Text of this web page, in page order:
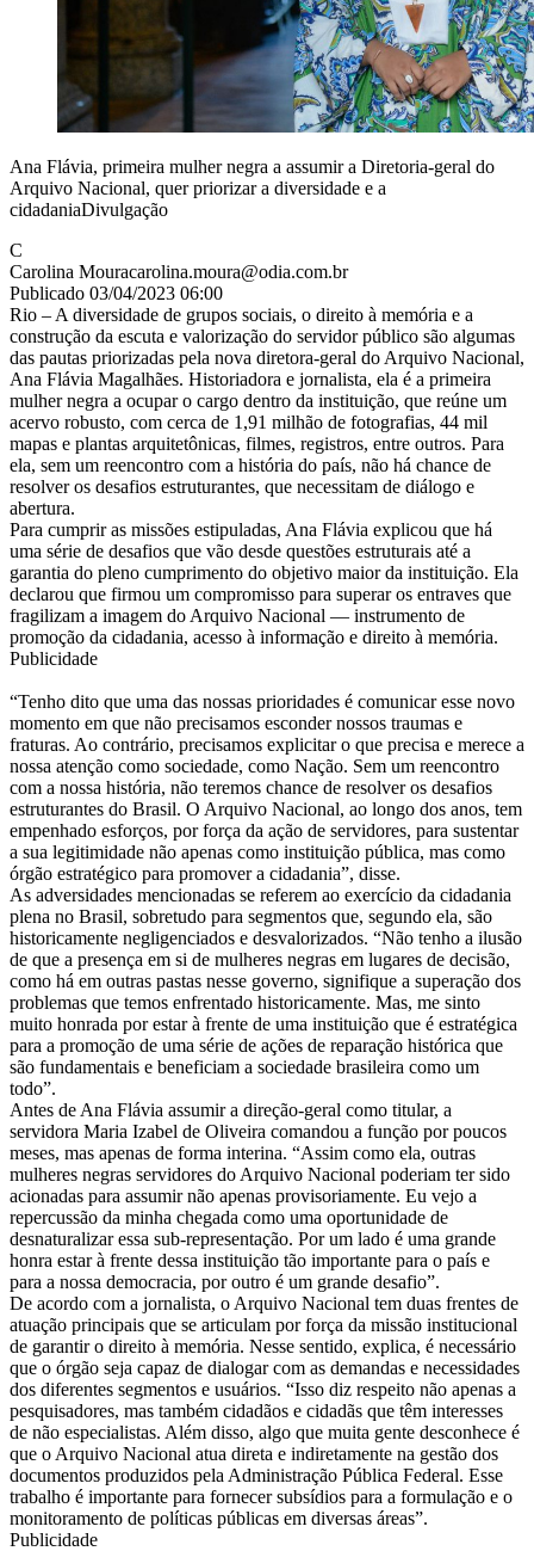
Ana Flávia, primeira mulher negra a assumir a Diretoria-geral do
Arquivo Nacional, quer priorizar a diversidade e a
cidadaniaDivulgação
C
Carolina Mouracarolina.moura@odia.com.br
Publicado 03/04/2023 06:00
Rio – A diversidade de grupos sociais, o direito à memória e a
construção da escuta e valorização do servidor público são algumas
das pautas priorizadas pela nova diretora-geral do Arquivo Nacional,
Ana Flávia Magalhães. Historiadora e jornalista, ela é a primeira
mulher negra a ocupar o cargo dentro da instituição, que reúne um
acervo robusto, com cerca de 1,91 milhão de fotografias, 44 mil
mapas e plantas arquitetônicas, filmes, registros, entre outros. Para
ela, sem um reencontro com a história do país, não há chance de
resolver os desafios estruturantes, que necessitam de diálogo e
abertura.
Para cumprir as missões estipuladas, Ana Flávia explicou que há
uma série de desafios que vão desde questões estruturais até a
garantia do pleno cumprimento do objetivo maior da instituição. Ela
declarou que firmou um compromisso para superar os entraves que
fragilizam a imagem do Arquivo Nacional — instrumento de
promoção da cidadania, acesso à informação e direito à memória.
Publicidade
“Tenho dito que uma das nossas prioridades é comunicar esse novo
momento em que não precisamos esconder nossos traumas e
fraturas. Ao contrário, precisamos explicitar o que precisa e merece a
nossa atenção como sociedade, como Nação. Sem um reencontro
com a nossa história, não teremos chance de resolver os desafios
estruturantes do Brasil. O Arquivo Nacional, ao longo dos anos, tem
empenhado esforços, por força da ação de servidores, para sustentar
a sua legitimidade não apenas como instituição pública, mas como
órgão estratégico para promover a cidadania”, disse.
As adversidades mencionadas se referem ao exercício da cidadania
plena no Brasil, sobretudo para segmentos que, segundo ela, são
historicamente negligenciados e desvalorizados. “Não tenho a ilusão
de que a presença em si de mulheres negras em lugares de decisão,
como há em outras pastas nesse governo, signifique a superação dos
problemas que temos enfrentado historicamente. Mas, me sinto
muito honrada por estar à frente de uma instituição que é estratégica
para a promoção de uma série de ações de reparação histórica que
são fundamentais e beneficiam a sociedade brasileira como um
todo”.
Antes de Ana Flávia assumir a direção-geral como titular, a
servidora Maria Izabel de Oliveira comandou a função por poucos
meses, mas apenas de forma interina. “Assim como ela, outras
mulheres negras servidores do Arquivo Nacional poderiam ter sido
acionadas para assumir não apenas provisoriamente. Eu vejo a
repercussão da minha chegada como uma oportunidade de
desnaturalizar essa sub-representação. Por um lado é uma grande
honra estar à frente dessa instituição tão importante para o país e
para a nossa democracia, por outro é um grande desafio”.
De acordo com a jornalista, o Arquivo Nacional tem duas frentes de
atuação principais que se articulam por força da missão institucional
de garantir o direito à memória. Nesse sentido, explica, é necessário
que o órgão seja capaz de dialogar com as demandas e necessidades
dos diferentes segmentos e usuários. “Isso diz respeito não apenas a
pesquisadores, mas também cidadãos e cidadãs que têm interesses
de não especialistas. Além disso, algo que muita gente desconhece é
que o Arquivo Nacional atua direta e indiretamente na gestão dos
documentos produzidos pela Administração Pública Federal. Esse
trabalho é importante para fornecer subsídios para a formulação e o
monitoramento de políticas públicas em diversas áreas”.
Publicidade